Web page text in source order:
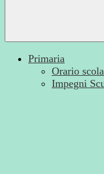
Primaria
Orario
Impegni